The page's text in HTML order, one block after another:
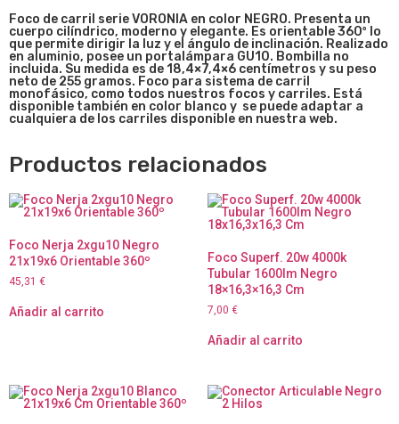
Foco de carril serie VORONIA en color NEGRO. Presenta un
cuerpo cilíndrico, moderno y elegante. Es orientable 360º lo
que permite dirigir la luz y el ángulo de inclinación. Realizado
en aluminio, posee un portalámpara GU10. Bombilla no
incluida. Su medida es de 18,4×7,4×6 centímetros y su peso
neto de 255 gramos. Foco para sistema de carril
monofásico, como todos nuestros focos y carriles. Está
disponible también en color blanco y se puede adaptar a
cualquiera de los carriles disponible en nuestra web.
Productos relacionados
Foco Nerja 2xgu10 Negro
21x19x6 Orientable 360º
45,31 €
Añadir al carrito
Foco Superf. 20w 4000k
Tubular 1600lm Negro
18×16,3×16,3 Cm
7,00 €
Añadir al carrito